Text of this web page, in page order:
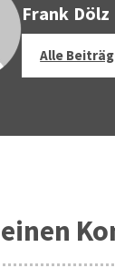
Frank Dölz
Alle